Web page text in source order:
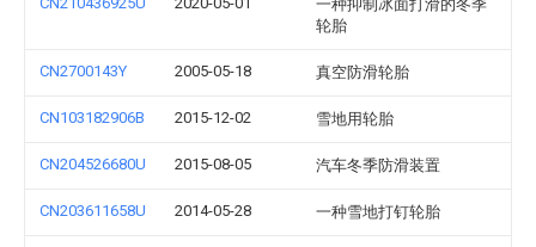
一种抑制冰面打滑的冬季
轮胎
CN2700143Y 2005-05-18 真空防滑轮胎
CN103182906B 2015-12-02 雪地用轮胎
CN204526680U 2015-08-05 汽车冬季防滑装置
CN203611658U 2014-05-28 一种雪地打钉轮胎